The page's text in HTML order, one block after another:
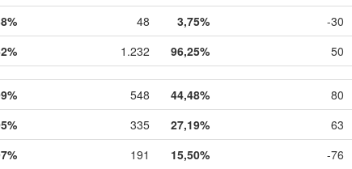
48 3,75% -30
1.232 96,25% 50
548 44,48% 80
335 27,19% 63
191 15,50% -76